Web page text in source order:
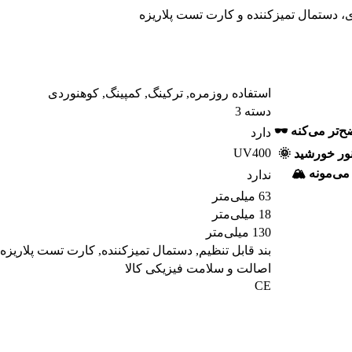
دستمال تمیزکننده و کارت تست پلاریزه
استفاده روزمره, ترکینگ, کمپینگ, کوهنوردی
دسته 3
می‌کنه 🕶️ دارد
خورشید 🌞 UV400
می‌مونه 🏔️
ندارد
63 میلی‌متر
18 میلی‌متر
130 میلی‌متر
بند قابل تنظیم, دستمال تمیزکننده, کارت تست پلاریزه
اصالت و سلامت فیزیکی کالا
CE